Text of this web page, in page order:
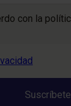
con la